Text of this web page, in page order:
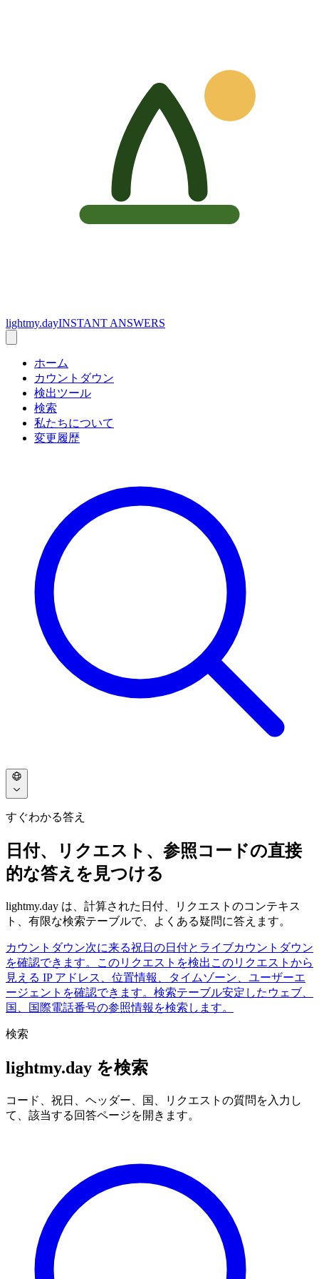
lightmy.dayINSTANT ANSWERS
ホーム
カウントダウン
検出ツール
検索
私たちについて
変更履歴
すぐわかる答え
日付、リクエスト、参照コードの直接
的な答えを見つける
lightmy.day は、計算された日付、リクエストのコンテキス
ト、有限な検索テーブルで、よくある疑問に答えます。
カウントダウン次に来る祝日の日付とライブカウントダウン
を確認できます。
このリクエストを検出 このリクエストから
見える IP アドレス、位置情報、タイムゾーン、ユーザーエ
ージェントを確認できます。 検索テーブル安定したウェブ、
国、国際電話番号の参照情報を検索します。
検索
lightmy.day を検索
コード、祝日、ヘッダー、国、リクエストの質問を入力し
て、該当する回答ページを開きます。